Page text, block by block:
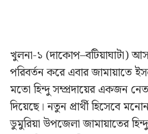
খুলনা-১ (দাকোপ–বটিয়াঘাটা)
পরিবর্তন করে এবার জামায়াতে
মতো হিন্দু সম্প্রদায়ের একজন
দিয়েছে। নতুন প্রার্থী হিসেবে
ডুমুরিয়া উপজেলা জামায়াতের